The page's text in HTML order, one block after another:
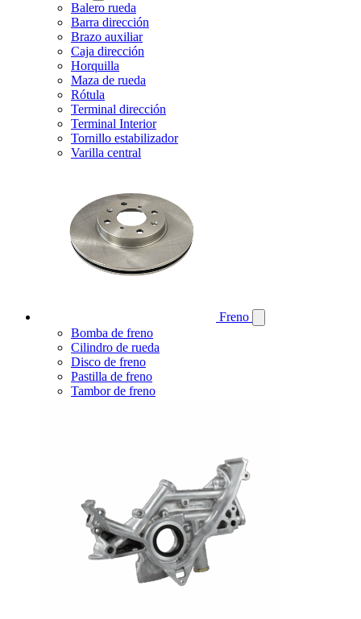
Balero rueda
Barra dirección
Brazo auxiliar
Caja dirección
Horquilla
Maza de rueda
Rótula
Terminal dirección
Terminal Interior
Tornillo estabilizador
Varilla central
Freno
Bomba de freno
Cilindro de rueda
Disco de freno
Pastilla de freno
Tambor de freno